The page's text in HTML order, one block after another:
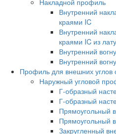
Накладной профиль
Внутренний
краями IC
Внутренний
краями IC из
Внутренний
Внутренний
Профиль для внешних углов
Наружный угловой
Г-образный
Г-образный
Прямоугольный
Прямоугольный
Закругленный